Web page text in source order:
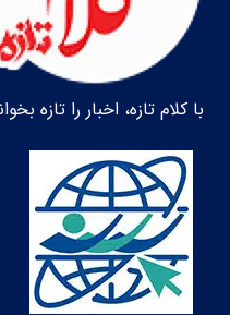
با کلام تازه، اخبار را تازه